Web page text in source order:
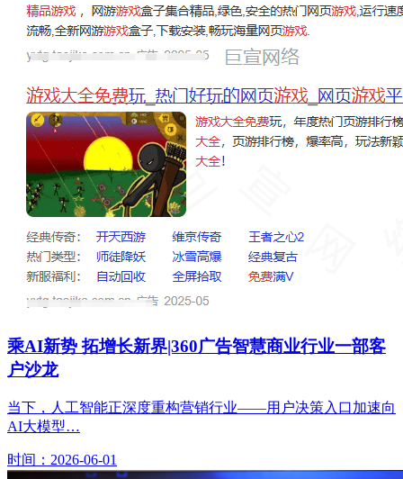
乘AI新势 拓增长新界|360广告智慧商业行业一部客
户沙龙
当下，人工智能正深度重构营销行业——用户决策入口加速向
AI大模型…
时间：2026-06-01